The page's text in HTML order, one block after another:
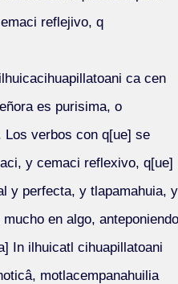
reflejivo, q
ca cen
es purisima, o
verbos con q[ue] se
y cemaci reflexivo, q[ue]
y perfecta, y tlapamahuia, y
en algo, anteponiendo
In ilhuicatl cihuapillatoani
motlacempanahuilia